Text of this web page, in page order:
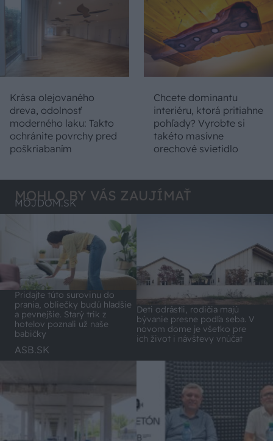
Krása olejovaného
dreva, odolnosť
moderného laku: Takto
ochránite povrchy pred
poškriabaním
Chcete dominantu
interiéru, ktorá pritiahne
pohľady? Vyrobte si
takéto masívne
orechové svietidlo
MOHLO BY VÁS ZAUJÍMAŤ
MÔJDOM.SK
Pridajte túto surovinu do
prania, obliečky budú hladšie
a pevnejšie. Starý trik z
hotelov poznali už naše
babičky
Deti odrástli, rodičia majú
bývanie presne podľa seba. V
novom dome je všetko pre
ich život i návštevy vnúčat
ASB.SK